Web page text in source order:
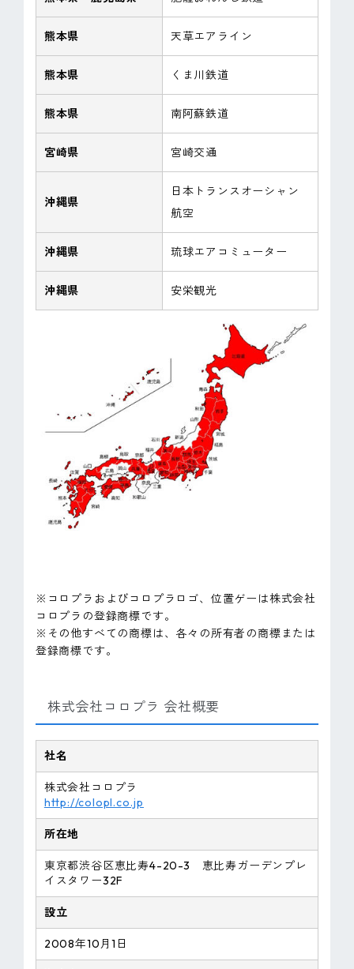
熊本県 天草エアライン
熊本県 くま川鉄道
熊本県 南阿蘇鉄道
宮崎県 宮崎交通
沖縄県
日本トランスオーシャン
航空
沖縄県 琉球エアコミューター
沖縄県 安栄観光
※コロプラおよびコロプラロゴ、位置ゲーは株式会社
コロプラの登録商標です。
※その他すべての商標は、各々の所有者の商標または
登録商標です。
株式会社コロプラ 会社概要
社名
株式会社コロプラ
http://colopl.co.jp
所在地
東京都渋谷区恵比寿4-20-3 恵比寿ガーデンプレ
イスタワー32F
設立
2008年10月1日